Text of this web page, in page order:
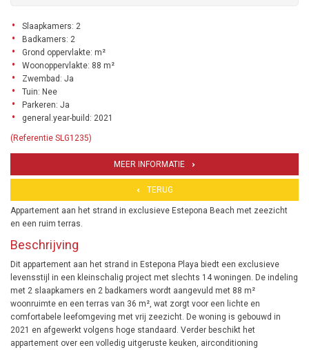
Slaapkamers: 2
Badkamers: 2
Grond oppervlakte: m²
Woonoppervlakte: 88 m²
Zwembad: Ja
Tuin: Nee
Parkeren: Ja
general.year-build: 2021
(Referentie SLG1235)
MEER INFORMATIE
TERUG
Appartement aan het strand in exclusieve Estepona Beach met zeezicht
en een ruim terras.
Beschrijving
Dit appartement aan het strand in Estepona Playa biedt een exclusieve
levensstijl in een kleinschalig project met slechts 14 woningen. De indeling
met 2 slaapkamers en 2 badkamers wordt aangevuld met 88 m²
woonruimte en een terras van 36 m², wat zorgt voor een lichte en
comfortabele leefomgeving met vrij zeezicht. De woning is gebouwd in
2021 en afgewerkt volgens hoge standaard. Verder beschikt het
appartement over een volledig uitgeruste keuken, airconditioning